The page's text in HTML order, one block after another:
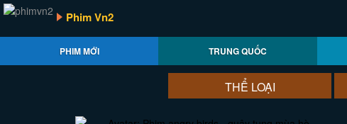
Phim Vn2
PHIM MỚI TRUNG QUỐC
THỂ LOẠI